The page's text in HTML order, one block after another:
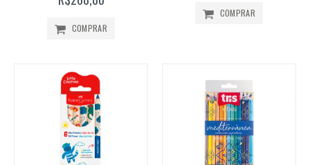
COMPRAR
COMPRAR